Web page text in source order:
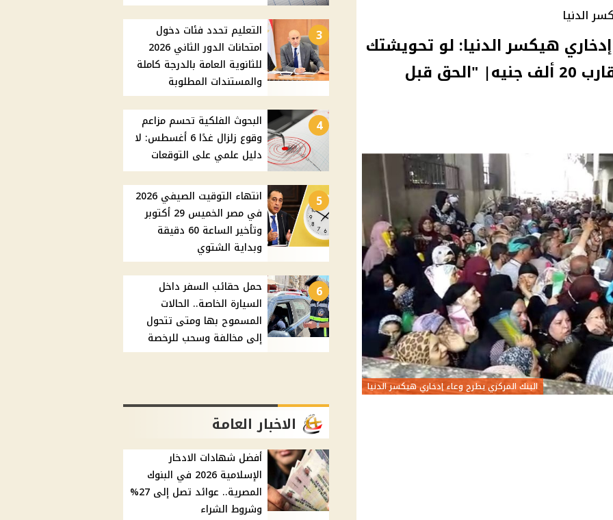
الدنيا
هيكسر الدنيا: لو تحويشتك
100 ألف هتكسب أرباحًا تقارب 20 ألف جنيه| "الحق قبل
البنك المركزي يطرح وعاء إدخاري هيكسر الدنيا
3
التعليم تحدد فئات دخول
امتحانات الدور الثاني 2026
للثانوية العامة بالدرجة كاملة
والمستندات المطلوبة
4
البحوث الفلكية تحسم مزاعم
وقوع زلزال غدًا 6 أغسطس: لا
دليل علمي على التوقعات
5
انتهاء التوقيت الصيفي 2026
في مصر الخميس 29 أكتوبر
وتأخير الساعة 60 دقيقة
وبداية الشتوي
6
حمل حقائب السفر داخل
السيارة الخاصة.. الحالات
المسموح بها ومتى تتحول
إلى مخالفة وسحب للرخصة
الاخبار العامة
أفضل شهادات الادخار
الإسلامية 2026 في البنوك
المصرية.. عوائد تصل إلى 27%
وشروط الشراء